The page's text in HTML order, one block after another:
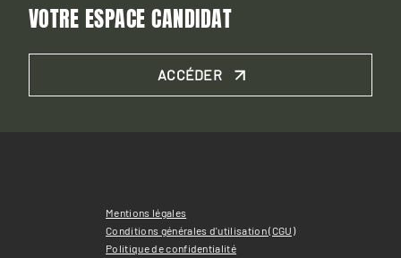
VOTRE ESPACE CANDIDAT
ACCÉDER
Mentions légales
Conditions générales d'utilisation (CGU)
Politique de confidentialité